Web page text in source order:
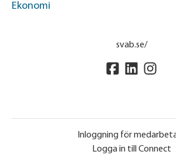
Ekonomi
svab.se/
Inloggning för
Logga in till Connect